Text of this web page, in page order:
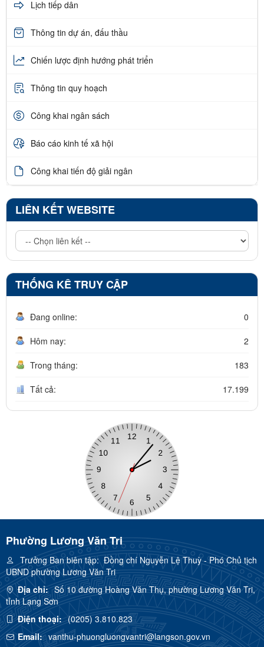
Lịch tiếp dân
Thông tin dự án, đấu thầu
Chiến lược định hướng phát triển
Thông tin quy hoạch
Công khai ngân sách
Báo cáo kinh tế xã hội
Công khai tiến độ giải ngân
LIÊN KẾT WEBSITE
THỐNG KÊ TRUY CẬP
Đang online: 0
Hôm nay: 2
Trong tháng: 183
Tất cả: 17.199
Phường Lương Văn Tri
Trưởng Ban biên tập:Đồng chí Nguyễn Lệ Thuỳ - Phó Chủ tịch
UBND phường Lương Văn Tri
Địa chỉ: Số 10 đường Hoàng Văn Thụ, phường Lương Văn Tri,
tỉnh Lạng Sơn
Điện thoại: (0205) 3.810.823
Email: vanthu-phuongluongvantri@langson.gov.vn